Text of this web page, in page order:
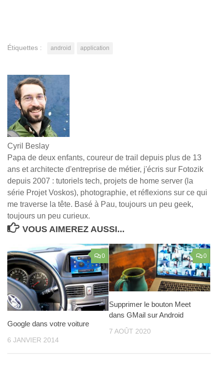
Étiquettes : android application
Cyril Beslay
Papa de deux enfants, coureur de trail depuis plus de 13
ans et architecte d'entreprise de métier, j'écris sur Fotozik
depuis 2007 : tutoriels tech, projets de home server (la
série Projet Voskos), photographie, et réflexions sur ce qui
me traverse la tête. Basé à Pau, toujours un peu geek,
toujours un peu curieux.
VOUS AIMEREZ AUSSI...
0
Google dans votre voiture
6 JANVIER 2014
0
Supprimer le bouton Meet
dans GMail sur Android
7 AOÛT 2020